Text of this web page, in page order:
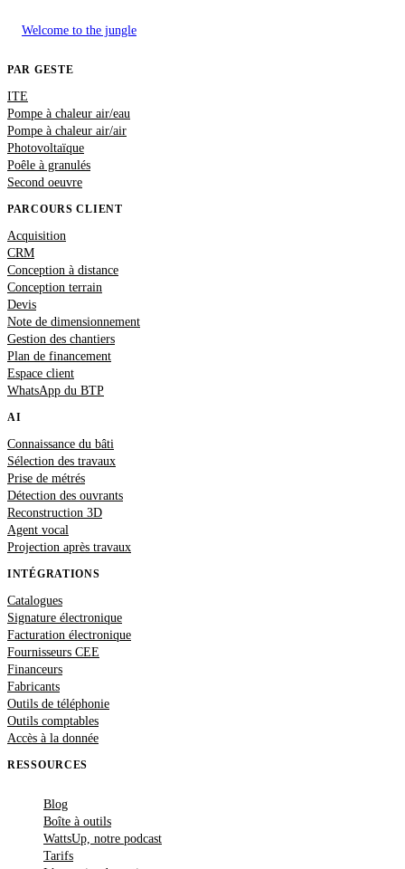
Welcome to the jungle
PAR GESTE
ITE
Pompe à chaleur air/eau
Pompe à chaleur air/air
Photovoltaïque
Poêle à granulés
Second oeuvre
PARCOURS CLIENT
Acquisition
CRM
Conception à distance
Conception terrain
Devis
Note de dimensionnement
Gestion des chantiers
Plan de financement
Espace client
WhatsApp du BTP
AI
Connaissance du bâti
Sélection des travaux
Prise de métrés
Détection des ouvrants
Reconstruction 3D
Agent vocal
Projection après travaux
INTÉGRATIONS
Catalogues
Signature électronique
Facturation électronique
Fournisseurs CEE
Financeurs
Fabricants
Outils de téléphonie
Outils comptables
Accès à la donnée
RESSOURCES
Blog
Boîte à outils
WattsUp, notre podcast
Tarifs